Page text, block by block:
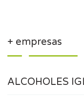
+ empresas
ALCOHOLES